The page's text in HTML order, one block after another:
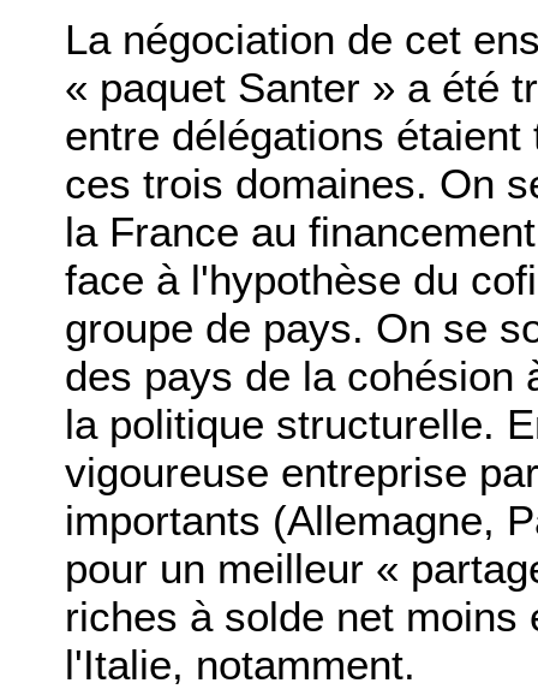
La négociation de cet
« paquet Santer » a été
entre délégations
ces trois domaines. On
la France au
face à l'hypothèse du
groupe de pays. On se
des pays de la cohésion
la politique structurelle.
vigoureuse entreprise
importants (Allemagne,
pour un meilleur «
riches à solde net moins
l'Italie, notamment.